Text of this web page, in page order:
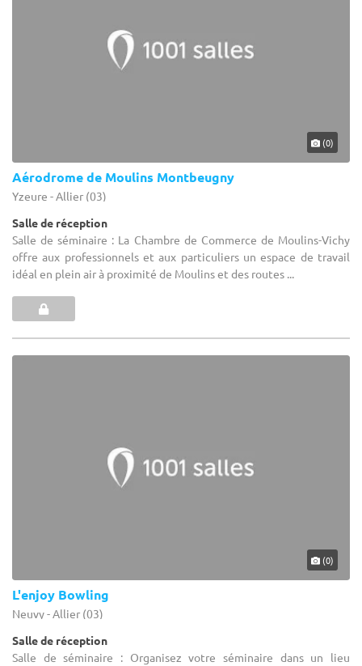
(0)
Aérodrome de Moulins Montbeugny
Yzeure - Allier (03)
Salle de réception
Salle de séminaire : La Chambre de Commerce de Moulins-Vichy
offre aux professionnels et aux particuliers un espace de travail
idéal en plein air à proximité de Moulins et des routes ...
(0)
L'enjoy Bowling
Neuvy - Allier (03)
Salle de réception
Salle de séminaire : Organisez votre séminaire dans un lieu